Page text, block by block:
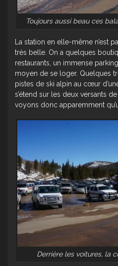
Toujours aussi beau ces
La station en elle-même n’est
très belle. On a quelques
restaurants, un immense
moyen de se loger. Quelques
pistes de ski alpin au cœur
s’étend sur les deux versants
voyons donc apparemment
Derrière les voitures, la